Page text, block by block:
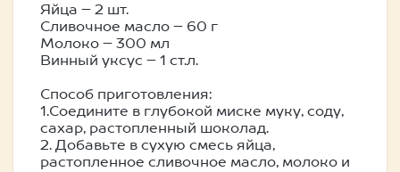
Яйца – 2 шт.
Сливочное масло – 60 г
Молоко – 300 мл
Винный уксус – 1 ст.л.
Способ приготовления:
1.Соедините в глубокой миске муку, соду,
сахар, растопленный шоколад.
2. Добавьте в сухую смесь яйца,
растопленное сливочное масло, молоко и